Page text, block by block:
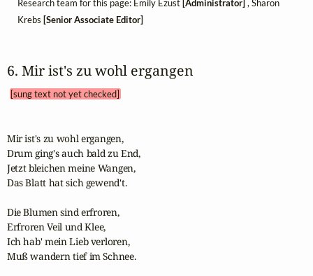
Research team for this page: Emily Ezust [Administrator] , Sharon
Krebs [Senior Associate Editor]
6. Mir ist's zu wohl ergangen
[sung text not yet checked]
Mir ist's zu wohl ergangen,
Drum ging's auch bald zu End,
Jetzt bleichen meine Wangen,
Das Blatt hat sich gewend't.
Die Blumen sind erfroren,
Erfroren Veil und Klee,
Ich hab' mein Lieb verloren,
Muß wandern tief im Schnee.